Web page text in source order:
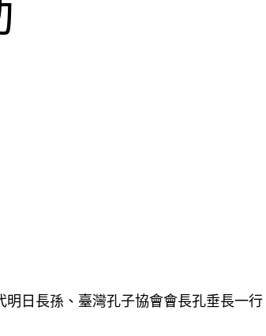
日長孫、臺灣孔子協會會長孔垂長一行